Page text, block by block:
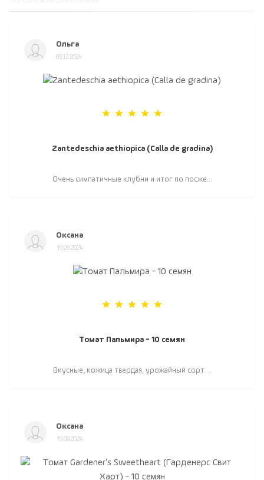
Ольга
05.12.2024
Zantedeschia aethiopica (Calla de gradina)
Очень симпатичные клубни и итог по посже...
Оксана
19.09.2024
Томат Пальмира - 10 семян
Вкусные, кожица твердая, урожайный сорт. ..
Оксана
19.09.2024